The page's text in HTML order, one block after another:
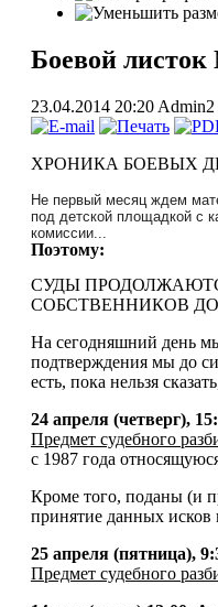
Боевой
23.04.2014 20:20 Admin2
ХРОНИКА БОЕВЫХ
Не первый месяц ждем
под детской площадкой с
комиссии...
Поэтому:
СУДЫ
СОБСТВЕННИКОВ
На сегодняшний день
подтверждения мы до
есть, пока нельзя
24 апреля
Предмет судебного
с 1987 года
Кроме того, поданы (и
принятие данных исков
25 апреля
Предмет судебного